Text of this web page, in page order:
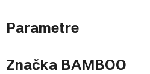
Parametre
Značka BAMBOO